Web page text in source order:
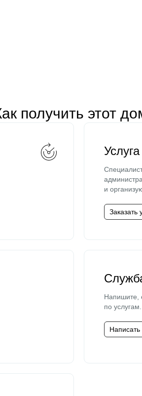
получить этот
и
Заказать
Напишите,
по услугам.
Написать